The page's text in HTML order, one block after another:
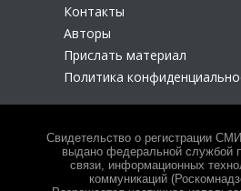
Контакты
Авторы
Прислать материал
Политика
Свидетельство о регистрации
выдано федеральной службой
связи, информационных
коммуникаций